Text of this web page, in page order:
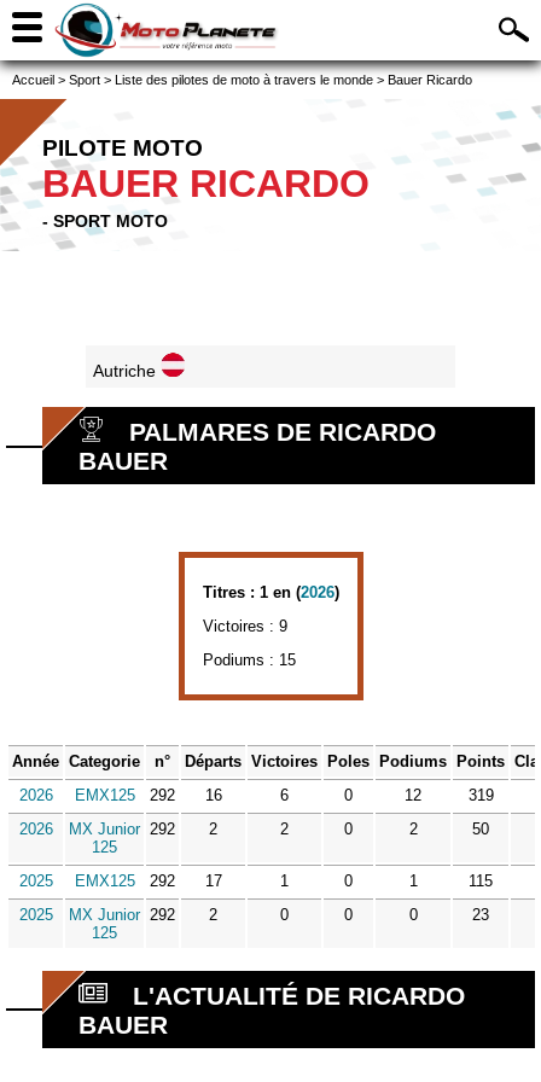
Accueil > Sport > Liste des pilotes de moto à travers le monde > Bauer Ricardo
PILOTE MOTO
BAUER RICARDO
- SPORT MOTO
Autriche
PALMARES DE RICARDO
BAUER
Titres : 1 en (2026)
Victoires : 9
Podiums : 15
Année Categorie n° Départs Victoires Poles Podiums Points
2026
EMX125 292 16 6 0 12
319
2026
MX Junior
125
292 2 2 0 2 50
2025 EMX125 292 17 1 0 1
115
2025
MX Junior
125
292 2 0 0 0 23
L'ACTUALITÉ DE RICARDO
BAUER